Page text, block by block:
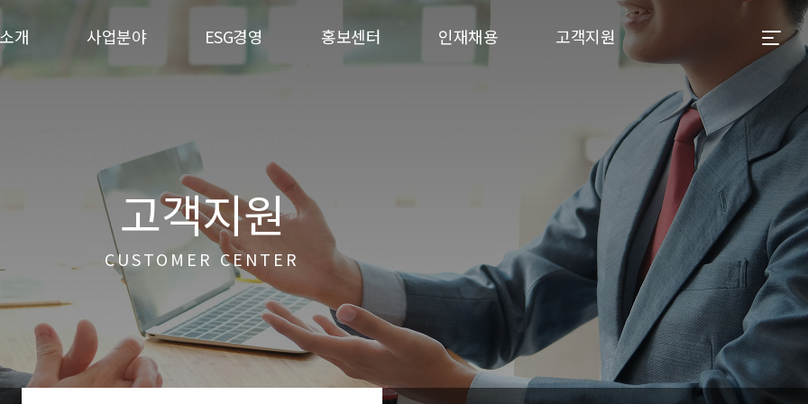
개 사업분야 ESG경영 홍보센터 인재채용 고객지원
고객지원
CUSTOMER CENTER